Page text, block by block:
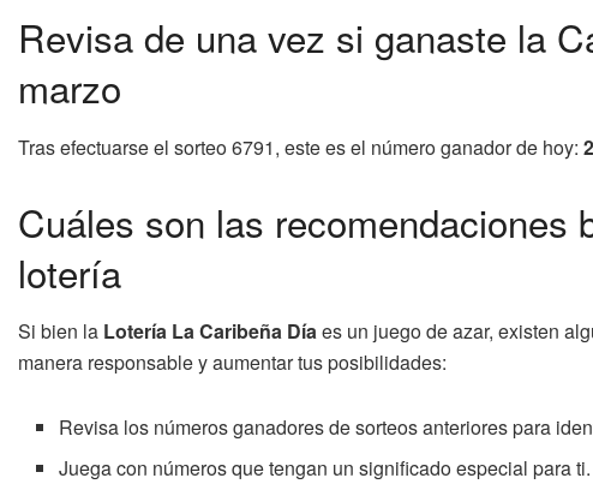
Revisa de una vez si ganaste la
marzo
Tras efectuarse el sorteo 6791, este es el número ganador de hoy:
Cuáles son las recomendaciones
lotería
Si bien la Lotería La Caribeña Díaes un juego de azar, existen
manera responsable y aumentar tus posibilidades:
Revisa los números ganadores de sorteos anteriores para
Juega con números que tengan un significado especial para ti.